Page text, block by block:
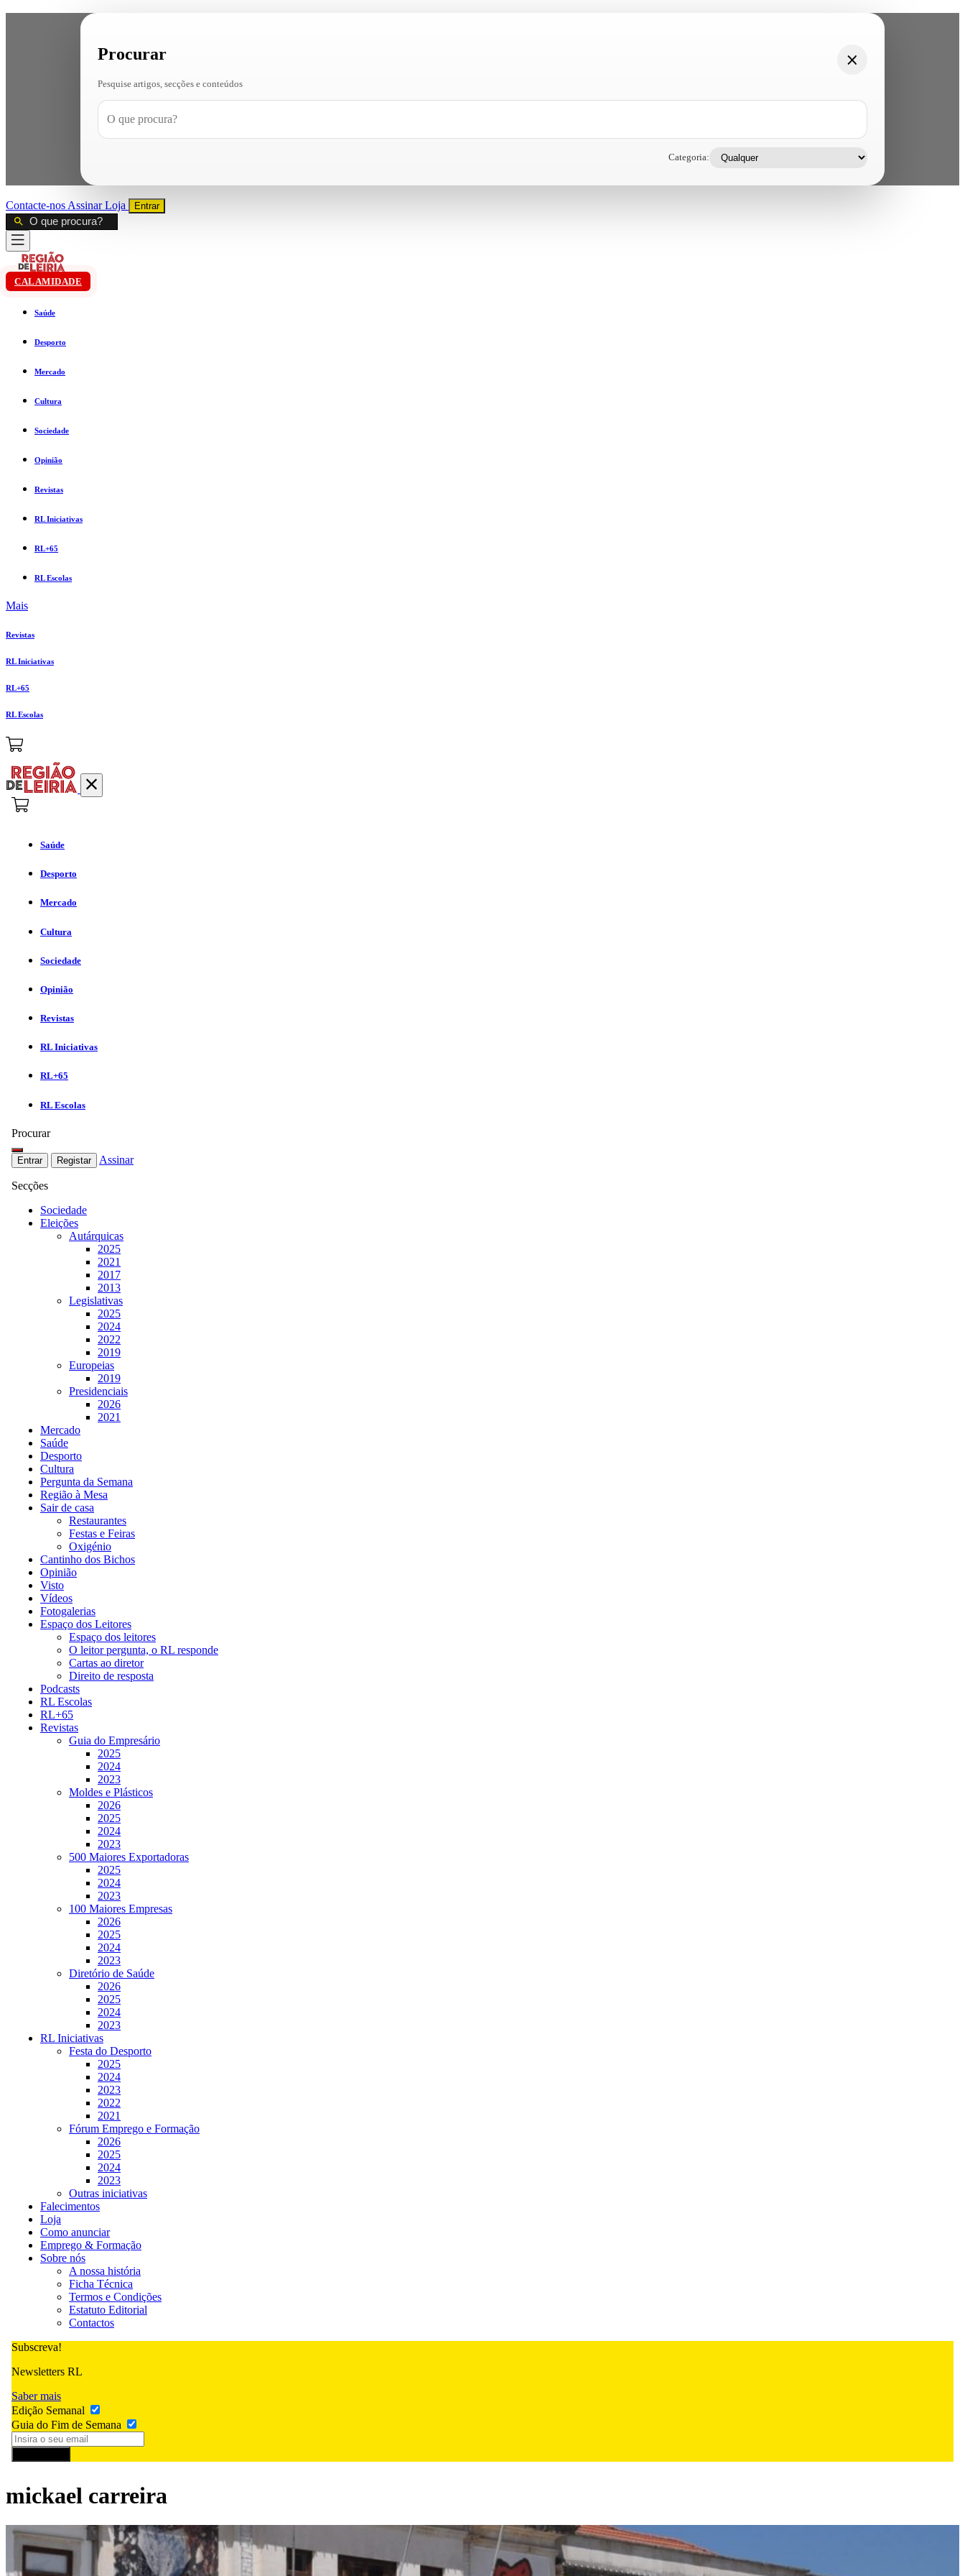
Procurar
Pesquise artigos, secções e conteúdos
Categoria:
Contacte-nos AssinarLoja Entrar
CALAMIDADE
Saúde
Desporto
Mercado
Cultura
Sociedade
Opinião
Revistas
RL Iniciativas
RL+65
RL Escolas
Mais
Revistas
RL Iniciativas
RL+65
RL Escolas
Saúde
Desporto
Mercado
Cultura
Sociedade
Opinião
Revistas
RL Iniciativas
RL+65
RL Escolas
Procurar
Entrar Registar Assinar
Secções
Sociedade
Eleições
Autárquicas
2025
2021
2017
2013
Legislativas
2025
2024
2022
2019
Europeias
2019
Presidenciais
2026
2021
Mercado
Saúde
Desporto
Cultura
Pergunta da Semana
Região à Mesa
Sair de casa
Restaurantes
Festas e Feiras
Oxigénio
Cantinho dos Bichos
Opinião
Visto
Vídeos
Fotogalerias
Espaço dos Leitores
Espaço dos leitores
O leitor pergunta, o RL responde
Cartas ao diretor
Direito de resposta
Podcasts
RL Escolas
RL+65
Revistas
Guia do Empresário
2025
2024
2023
Moldes e Plásticos
2026
2025
2024
2023
500 Maiores Exportadoras
2025
2024
2023
100 Maiores Empresas
2026
2025
2024
2023
Diretório de Saúde
2026
2025
2024
2023
RL Iniciativas
Festa do Desporto
2025
2024
2023
2022
2021
Fórum Emprego e Formação
2026
2025
2024
2023
Outras iniciativas
Falecimentos
Loja
Como anunciar
Emprego & Formação
Sobre nós
A nossa história
Ficha Técnica
Termos e Condições
Estatuto Editorial
Contactos
Subscreva!
Newsletters RL
Saber mais
Edição Semanal
Guia do Fim de Semana
mickael carreira